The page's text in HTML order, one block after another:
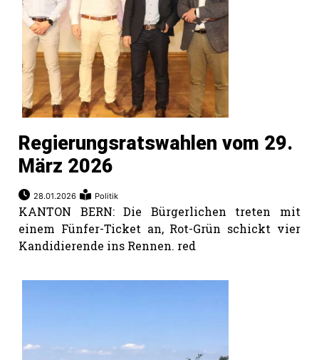
Regierungsratswahlen vom 29.
März 2026
28.01.2026 Politik
KANTON BERN: Die Bürgerlichen treten mit
einem Fünfer-Ticket an, Rot-Grün schickt vier
Kandidierende ins Rennen. red